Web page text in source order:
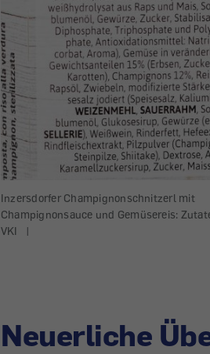
Inzersdorfer Champignonschnitzerl mit
Champignonsauce und Gemüsereis:
VKI
|
Neuerliche